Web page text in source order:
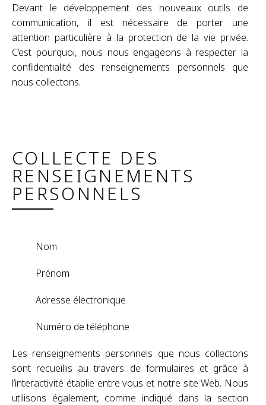
Devant le développement des nouveaux outils de
communication, il est nécessaire de porter une
attention particulière à la protection de la vie privée.
C’est pourquoi, nous nous engageons à respecter la
confidentialité des renseignements personnels que
nous collectons.
COLLECTE DES
RENSEIGNEMENTS
PERSONNELS
Nom
Prénom
Adresse électronique
Numéro de téléphone
Les renseignements personnels que nous collectons
sont recueillis au travers de formulaires et grâce à
l’interactivité établie entre vous et notre site Web. Nous
utilisons également, comme indiqué dans la section